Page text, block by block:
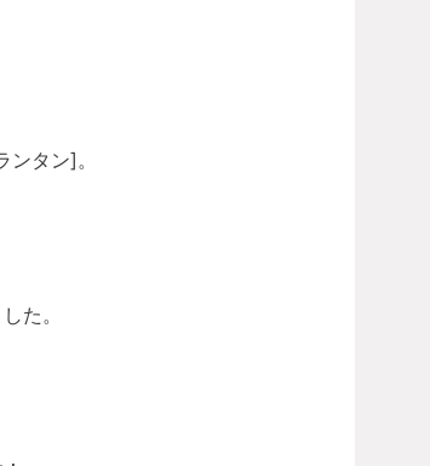
タン]。
た。